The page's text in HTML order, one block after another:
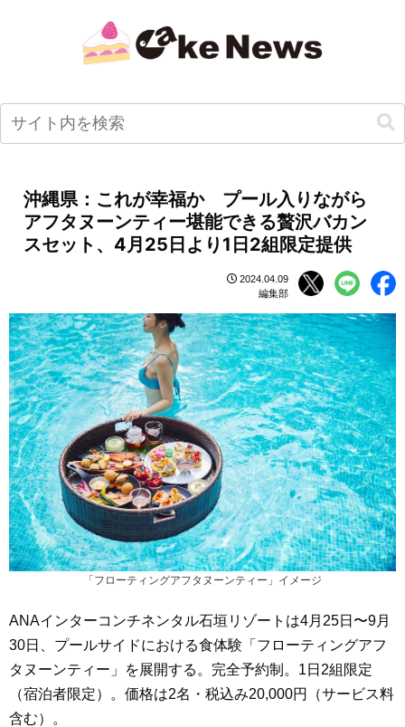
沖縄県：これが幸福か プール入りながら
アフタヌーンティー堪能できる贅沢バカン
スセット、4月25日より1日2組限定提供
2024.04.09
編集部
「フローティングアフタヌーンティー」イメージ
ANAインターコンチネンタル石垣リゾートは4月25日〜9月
30日、プールサイドにおける食体験「フローティングアフ
タヌーンティー」を展開する。完全予約制。1日2組限定
（宿泊者限定）。価格は2名・税込み20,000円（サービス料
含む）。